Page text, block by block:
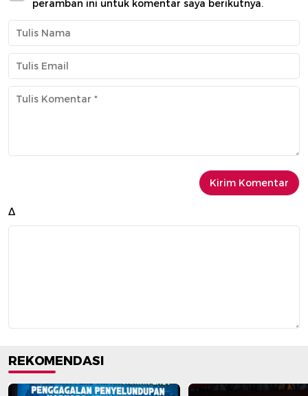
peramban ini untuk komentar saya berikutnya.
Δ
REKOMENDASI